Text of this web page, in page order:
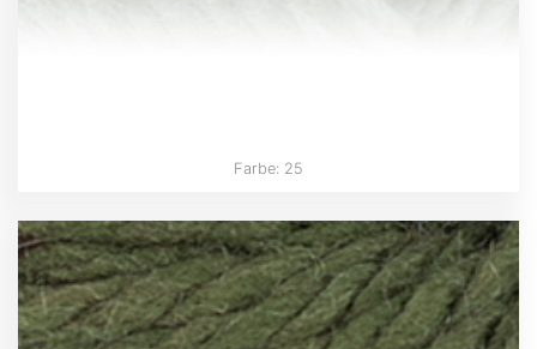
Farbe: 25